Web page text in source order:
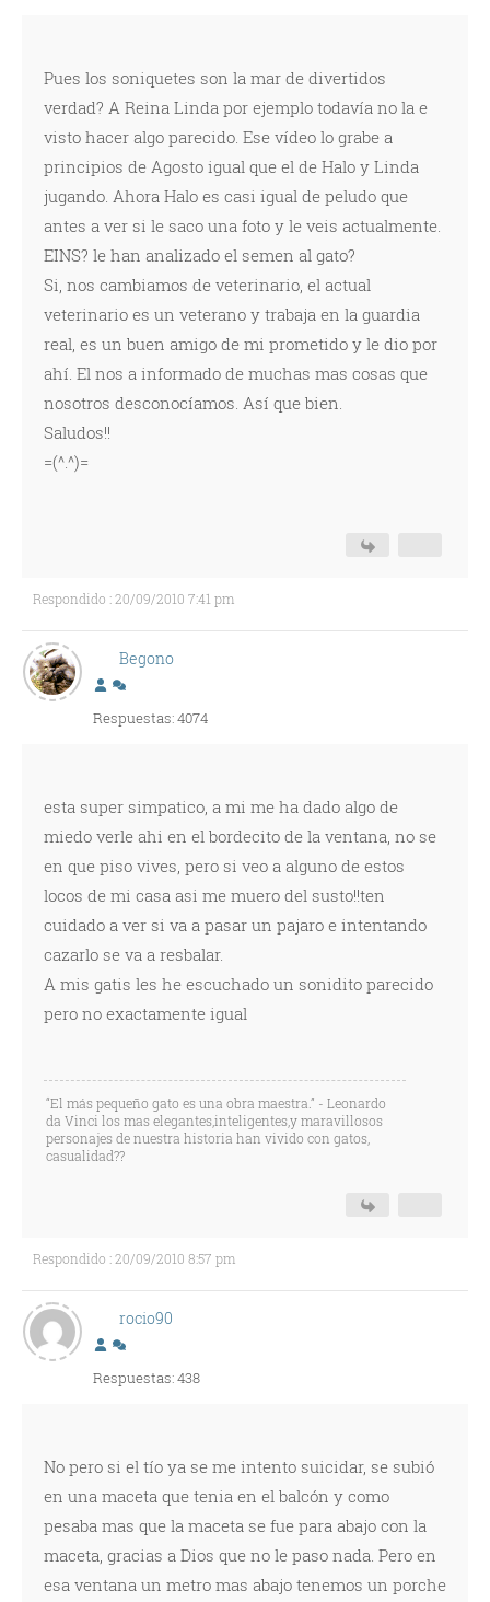
Pues los soniquetes son la mar de divertidos
verdad? A Reina Linda por ejemplo todavía no la e
visto hacer algo parecido. Ese vídeo lo grabe a
principios de Agosto igual que el de Halo y Linda
jugando. Ahora Halo es casi igual de peludo que
antes a ver si le saco una foto y le veis actualmente.
EINS? le han analizado el semen al gato?
Si, nos cambiamos de veterinario, el actual
veterinario es un veterano y trabaja en la guardia
real, es un buen amigo de mi prometido y le dio por
ahí. El nos a informado de muchas mas cosas que
nosotros desconocíamos. Así que bien.
Saludos!!
=(^.^)=
Respondido : 20/09/2010 7:41 pm
Begono
Respuestas: 4074
esta super simpatico, a mi me ha dado algo de
miedo verle ahi en el bordecito de la ventana, no se
en que piso vives, pero si veo a alguno de estos
locos de mi casa asi me muero del susto!!ten
cuidado a ver si va a pasar un pajaro e intentando
cazarlo se va a resbalar.
A mis gatis les he escuchado un sonidito parecido
pero no exactamente igual
“El más pequeño gato es una obra maestra.” - Leonardo
da Vinci los mas elegantes,inteligentes,y maravillosos
personajes de nuestra historia han vivido con gatos,
casualidad??
Respondido : 20/09/2010 8:57 pm
rocio90
Respuestas: 438
No pero si el tío ya se me intento suicidar, se subió
en una maceta que tenia en el balcón y como
pesaba mas que la maceta se fue para abajo con la
maceta, gracias a Dios que no le paso nada. Pero en
esa ventana un metro mas abajo tenemos un porche